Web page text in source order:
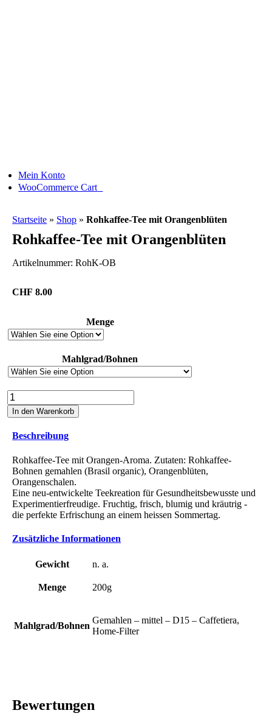
Mein Konto
WooCommerce Cart0
Startseite » Shop »Rohkaffee-Tee mit Orangenblüten
Rohkaffee-Tee mit Orangenblüten
Artikelnummer:RohK-OB
CHF 8.00
Menge
Mahlgrad/Bohnen
Rohkaffee-
Tee
mit
Menge
In den Warenkorb
Beschreibung
Rohkaffee-Tee mit Orangen-Aroma. Zutaten: Rohkaffee-
Bohnen gemahlen (Brasil organic), Orangenblüten,
Orangenschalen.
Eine neu-entwickelte Teekreation für Gesundheitsbewusste und
Experimentierfreudige. Fruchtig, frisch, blumig und kräutrig -
die perfekte Erfrischung an einem heissen Sommertag.
Zusätzliche Informationen
Gewicht n. a.
Menge 200g
Mahlgrad/Bohnen
Gemahlen – mittel – D15 – Caffetiera,
Home-Filter
Bewertungen